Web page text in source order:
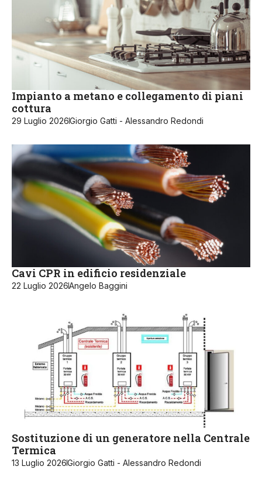
Impianto a metano e collegamento di piani
cottura
29 Luglio 2026Giorgio Gatti - Alessandro Redondi
Cavi CPR in edificio residenziale
22 Luglio 2026Angelo Baggini
Sostituzione di un generatore nella Centrale
Termica
13 Luglio 2026Giorgio Gatti - Alessandro Redondi